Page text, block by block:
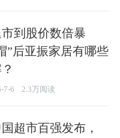
到股价数倍暴
”后亚振家居有哪些
7-6 2.3万阅读
超市百强发布，